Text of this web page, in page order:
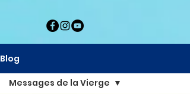
Blog
Messages de la Vierge